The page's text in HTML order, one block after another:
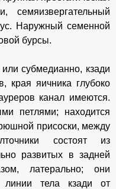
семяизвергательный
Наружный семенной
бурсы.
субмедианно, кзади
края яичника глубоко
канал имеются.
петлями; находится
присоски, между
состоят из
развитых в задней
латерально; они
линии тела кзади от